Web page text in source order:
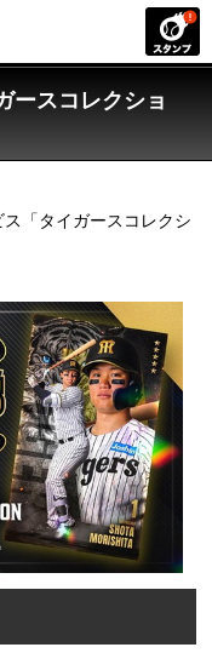
ースコレクショ
「タイガースコレクシ